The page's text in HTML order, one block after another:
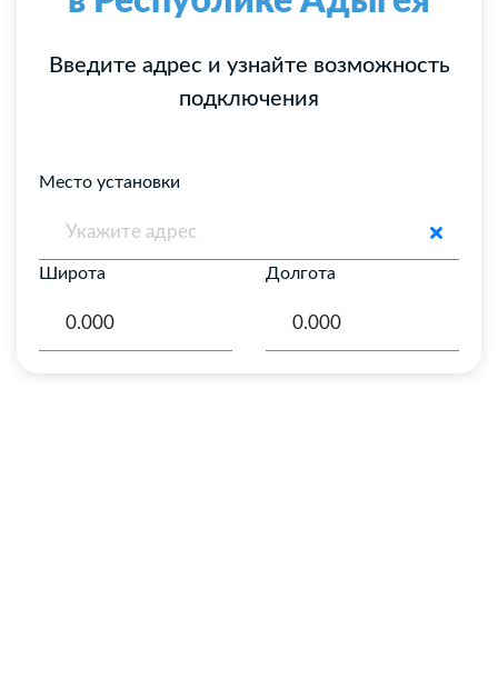
Введите адрес и узнайте возможность
подключения
Место установки
Широта Долгота